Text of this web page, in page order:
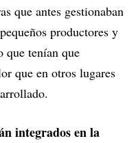
que antes gestionaban
productores y
que tenían que
que en otros lugares
integrados en la